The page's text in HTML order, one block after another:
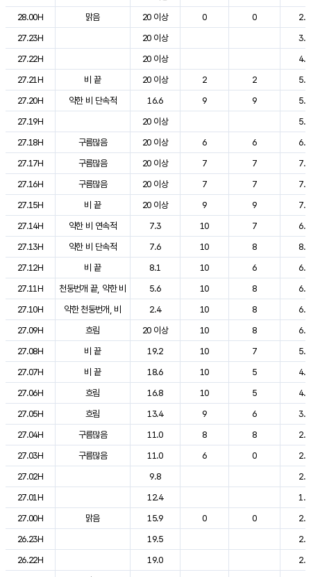
28.00H
맑음 20 이상 0 0
2.7
27.23H
20 이상
3.2
27.22H
20 이상
4.1
27.21H
비 끝 20 이상 2 2
5.4
27.20H
약한 비 단속적 16.6 9 9
5.5
27.19H
20 이상
5.7
27.18H
구름많음 20 이상 6 6
6.6
27.17H
구름많음 20 이상 7 7
7.6
27.16H
구름많음 20 이상 7 7
7.5
27.15H
비 끝 20 이상 9 9
7.1
27.14H
약한 비 연속적 7.3 10 7
6.8
27.13H
약한 비 단속적 7.6 10 8
8.2
27.12H
비 끝 8.1 10 6
6.9
27.11H
천둥번개 끝, 약한 비 5.6 10 8
6.1
27.10H
약한 천둥번개, 비 2.4 10 8
6.0
27.09H
흐림 20 이상 10 8
6.2
27.08H
비 끝 19.2 10 7
5.4
27.07H
비 끝 18.6 10 5
4.9
27.06H
흐림 16.8 10 5
4.5
27.05H
흐림 13.4 9 6
3.6
27.04H
구름많음 11.0 8 8
2.9
27.03H
구름많음 11.0 6 0
2.4
27.02H
9.8
2.0
27.01H
12.4
1.7
27.00H
맑음 15.9 0 0
2.0
26.23H
19.5
2.3
26.22H
19.0
2.8